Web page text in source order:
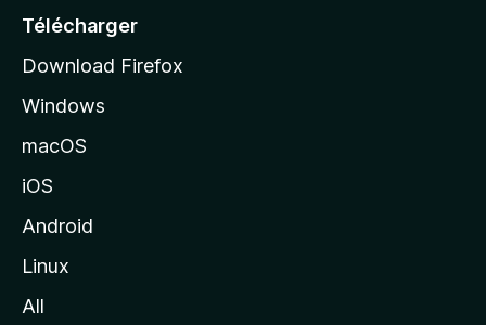
e
l
d
o
z
l
Télécharger
Download Firefox
Windows
macOS
iOS
Android
Linux
All